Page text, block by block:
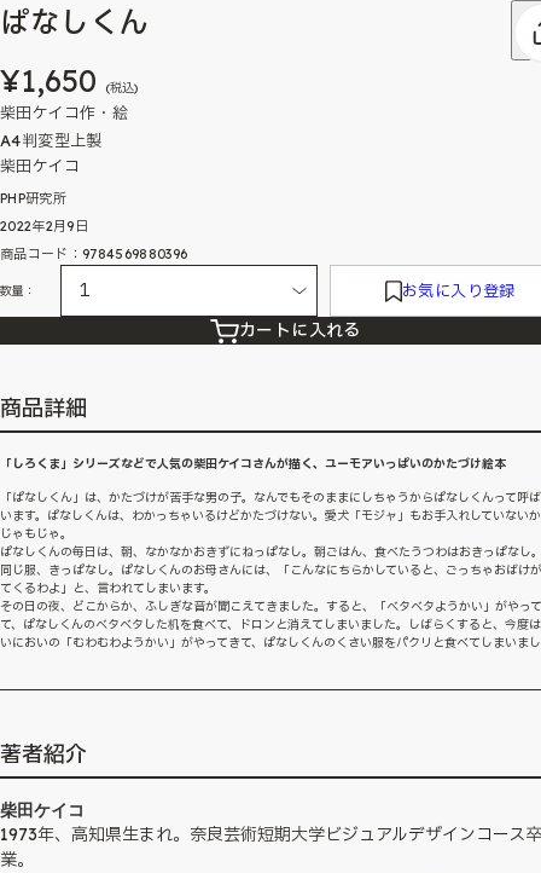
ぱなしくん
¥1,650 (税込)
柴田ケイコ作・絵
A4判変型上製
柴田ケイコ
PHP研究所
2022年2月9日
商品コード：9784569880396
数量： お気に入り登録
カートに入れる
商品詳細
「しろくま」シリーズなどで人気の柴田ケイコさんが描く、ユーモアいっぱいのかたづけ絵本
「ぱなしくん」は、かたづけが苦手な男の子。なんでもそのままにしちゃうからぱなしくんって呼
います。ぱなしくんは、わかっちゃいるけどかたづけない。愛犬「モジャ」もお手入れしていない
じゃもじゃ。
ぱなしくんの毎日は、朝、なかなかおきずにねっぱなし。朝ごはん、食べたうつわはおきっぱなし
同じ服、きっぱなし。ぱなしくんのお母さんには、「こんなにちらかしていると、ごっちゃおばけ
てくるわよ」と、言われてしまいます。
その日の夜、どこからか、ふしぎな音が聞こえてきました。すると、「ベタベタようかい」がやっ
て、ぱなしくんのベタベタした机を食べて、ドロンと消えてしまいました。しばらくすると、今度
いにおいの「むわむわようかい」がやってきて、ぱなしくんのくさい服をパクリと食べてしまいま
著者紹介
柴田ケイコ
1973年、高知県生まれ。奈良芸術短期大学ビジュアルデザインコース卒
業。